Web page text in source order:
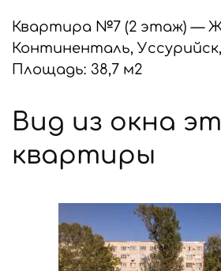
Квартира №7 (2 этаж) —
Континенталь,
Площадь: 38,7 м2
Вид из окна
квартиры